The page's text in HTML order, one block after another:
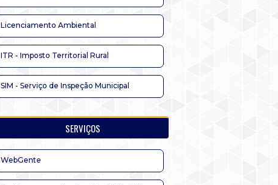
Licenciamento Ambiental
ITR - Imposto Territorial Rural
SIM - Serviço de Inspeção Municipal
SERVIÇOS
WebGente